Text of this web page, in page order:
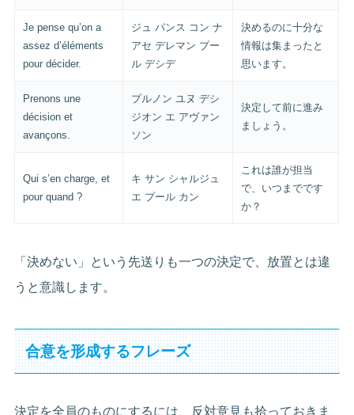
Je pense qu’on a
assez d’éléments
pour décider.
ジュ パンス コン ナ
アセ デレマン プー
ル デシデ
決めるのに十分な
情報は集まったと
思います。
Prenons une
décision et
avançons.
プルノン ユヌ デシ
ジオン エ アヴァン
ソン
決定して前に進み
ましょう。
Qui s’en charge, et
pour quand ?
キ サン シャルジュ
エ プール カン
これは誰が担当
で、いつまでです
か？
「決めない」という先送りも一つの決定で、放置とは違
うと意識します。
合意を形成するフレーズ
決定を全員のものにするには、反対意見も拾っておきま